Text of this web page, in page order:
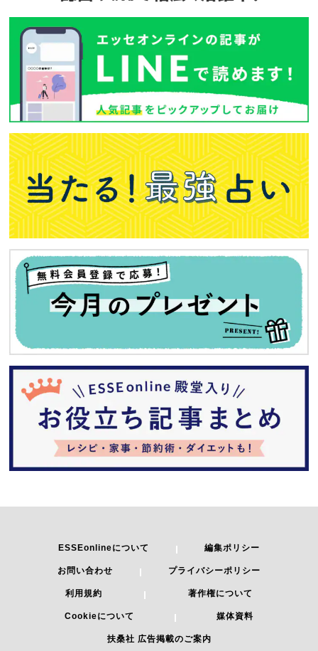
ESSEonlineについて 編集ポリシー
お問い合わせ プライバシーポリシー
利用規約 著作権について
Cookieについて 媒体資料
扶桑社 広告掲載のご案内